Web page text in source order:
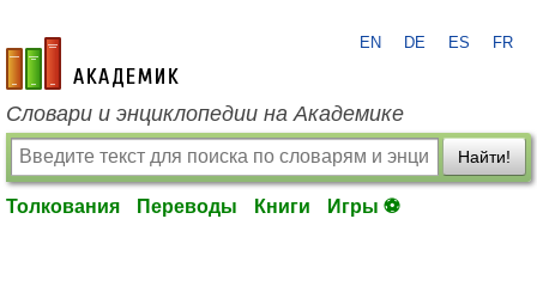
academic.ru
EN DE ES FR
Словари и энциклопедии на Академике
Найти!
Толкования Переводы Книги Игры ⚽